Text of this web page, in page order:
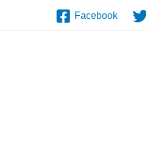
Facebook